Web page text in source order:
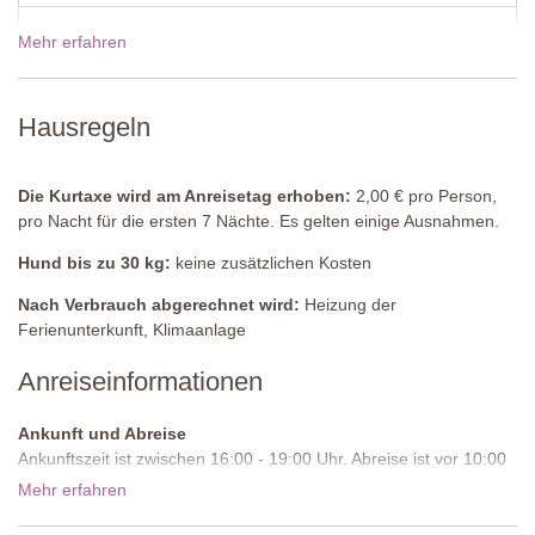
Schlafzimmer 2
werden können), Kleiderschrank, Kommode
Dusche, Waschbecken, WC
Länge: 15 Meter
Breite: 7.5 Meter
Zugang: römische Stufen
Geöffnet: April bis Oktober
Umzäunung: Ja
Reinigung: Chlor
Entfernung von der Unterkunft: 100Meter
Spielausrüstung: vorhanden
Entfernung vom Ferienhaus: 150 Meter
19 Dez - 02 Jan 2027
Preise für 2027
Mehr erfahren
Hausregeln
Die Kurtaxe wird am Anreisetag erhoben: 2,00 € pro Person,
pro Nacht für die ersten 7 Nächte. Es gelten einige Ausnahmen.
Hund bis zu 30 kg: keine zusätzlichen Kosten
Nach Verbrauch abgerechnet wird: Heizung der
Ferienunterkunft, Klimaanlage
Anreiseinformationen
Ankunft und Abreise
Ankunftszeit ist zwischen 16:00 - 19:00 Uhr. Abreise ist vor 10:00
Uhr morgens.
Zufahrtsstraße:Ungepflastert, ebenmäßig
Mehr erfahren